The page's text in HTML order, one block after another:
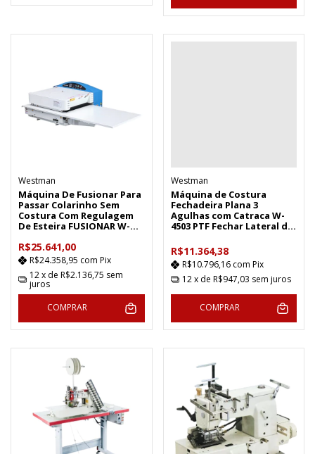
Westman
Máquina De Fusionar Para
Passar Colarinho Sem
Costura Com Regulagem
De Esteira FUSIONAR W-
R$25.641,00
R$24.358,95 com Pix
12x de R$2.136,75 sem
juros
COMPRAR
Westman
Máquina de Costura
Fechadeira Plana 3
Agulhas com Catraca W-
4503 PTF Fechar Lateral de
R$11.364,38
R$10.796,16 com Pix
12 x de R$947,03 sem juros
COMPRAR